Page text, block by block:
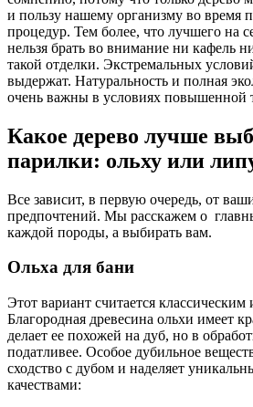
и пользу нашему организму во время
процедур. Тем более, что лучшего на
нельзя брать во внимание ни кафель
такой отделки. Экстремальных
выдержат. Натуральность и полная
очень важны в условиях повышенной
Какое дерево лучше
парилки: ольху или
Все зависит, в первую очередь, от
предпочтений. Мы расскажем о
каждой породы, а выбирать вам.
Ольха для бани
Этот вариант считается
Благородная древесина ольхи имеет
делает ее похожей на дуб, но в
податливее. Особое дубильное
сходство с дубом и наделяет
качествами: